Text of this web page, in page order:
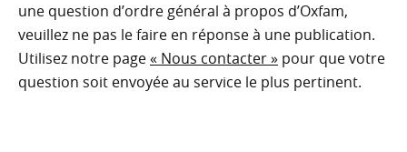
une question d’ordre général à propos d’Oxfam,
veuillez ne pas le faire en réponse à une publication.
Utilisez notre page« Nous contacter » pour que votre
question soit envoyée au service le plus pertinent.